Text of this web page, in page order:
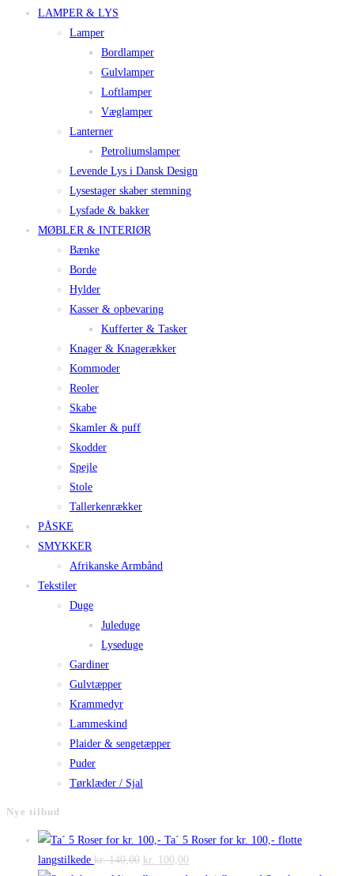
LAMPER & LYS
Lamper
Bordlamper
Gulvlamper
Loftlamper
Væglamper
Lanterner
Petroliumslamper
Levende Lys i Dansk Design
Lysestager skaber stemning
Lysfade & bakker
MØBLER & INTERIØR
Bænke
Borde
Hylder
Kasser & opbevaring
Kufferter & Tasker
Knager & Knagerækker
Kommoder
Reoler
Skabe
Skamler & puff
Skodder
Spejle
Stole
Tallerkenrækker
PÅSKE
SMYKKER
Afrikanske Armbånd
Tekstiler
Duge
Juleduge
Lyseduge
Gardiner
Gulvtæpper
Krammedyr
Lammeskind
Plaider & sengetæpper
Puder
Tørklæder / Sjal
Nye tilbud
Ta´ 5 Roser for kr. 100,- flotte
langstilkede kr.140,00 Den
kr. 100,00